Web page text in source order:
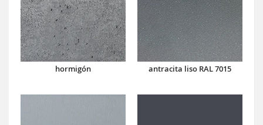
hormigón antracita liso RAL 7015